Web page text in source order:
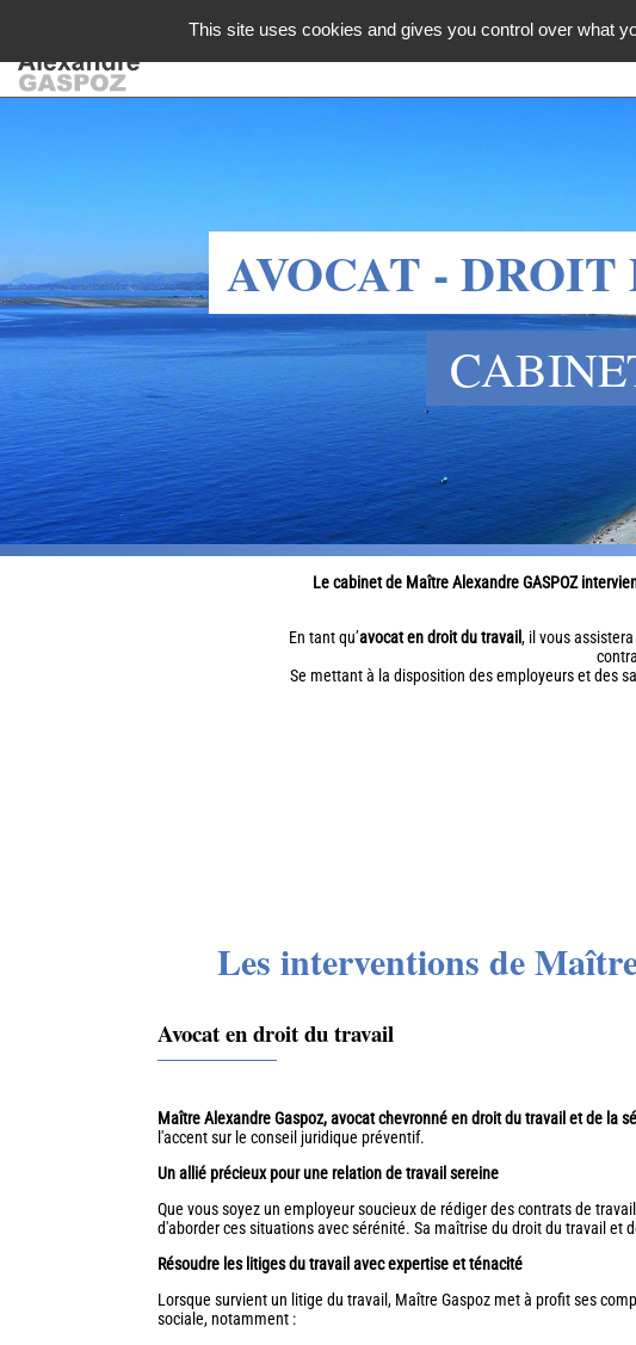
AVOCAT -
Le cabinet de Maître Alexandre GASPOZ
En tant qu’avocat en droit du travail, il vous
Se mettant à la disposition des employeurs et des
Les interventions de
Avocat en droit du travail
Maître Alexandre Gaspoz, avocat chevronné en droit du travail et de la
l'accent sur le conseil juridique préventif.
Un allié précieux pour une relation de travail sereine
Que vous soyez un employeur soucieux de rédiger des contrats de
d'aborder ces situations avec sérénité. Sa maîtrise du droit du travail et
Résoudre les litiges du travail avec expertise et ténacité
Lorsque survient un litige du travail, Maître Gaspoz met à profit ses
sociale, notamment :
This site uses cookies and gives you control over what